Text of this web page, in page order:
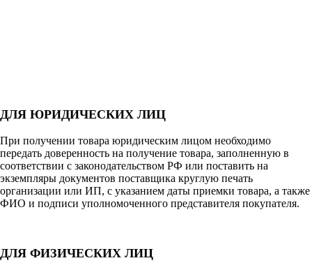
ДЛЯ ЮРИДИЧЕСКИХ ЛИЦ
При получении товара юридическим лицом необходимо
передать доверенность на получение товара, заполненную в
соответствии с законодательством РФ или поставить на
экземпляры документов поставщика круглую печать
организации или ИП, с указанием даты приемки товара, а также
ФИО и подписи уполномоченного представителя покупателя.
ДЛЯ ФИЗИЧЕСКИХ ЛИЦ